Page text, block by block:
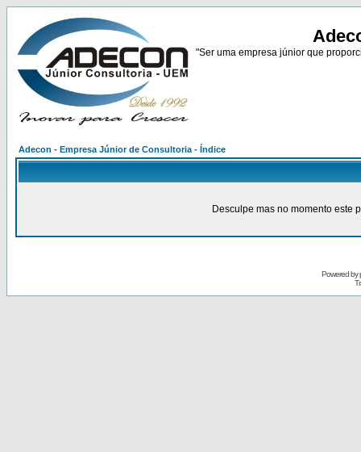
"Ser uma empresa júnior que
Adecon - Empresa Júnior de Consultoria - Índice
Desculpe mas no momento este
Powered by